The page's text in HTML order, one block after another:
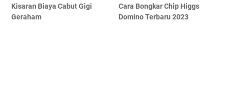
Kisaran Biaya Cabut Gigi
Geraham
Cara Bongkar Chip Higgs
Domino Terbaru 2023